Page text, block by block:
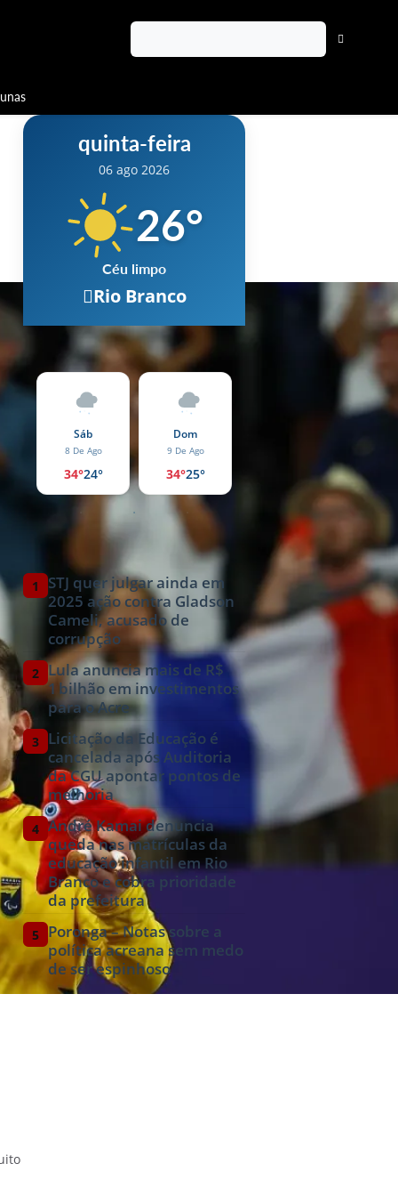
quinta-feira
06 ago 2026
26°
Céu limpo
Rio Branco
6 % Vento
9 De Ago
34° 25°
10 De Ago
31° 33°23°
Mais lidas
1
STJ quer julgar ainda em
2025 ação contra Gladson
Cameli, acusado de
corrupção
2 Lula anuncia mais de R$
1 bilhão em investimentos
para o Acre
3 Licitação da Educação é
cancelada após Auditoria
da CGU apontar pontos de
melhoria
4 André Kamai denuncia
queda nas matrículas da
educação infantil em Rio
Branco e cobra prioridade
da prefeitura
5 Poronga – Notas sobre a
política acreana sem medo
de ser espinhoso